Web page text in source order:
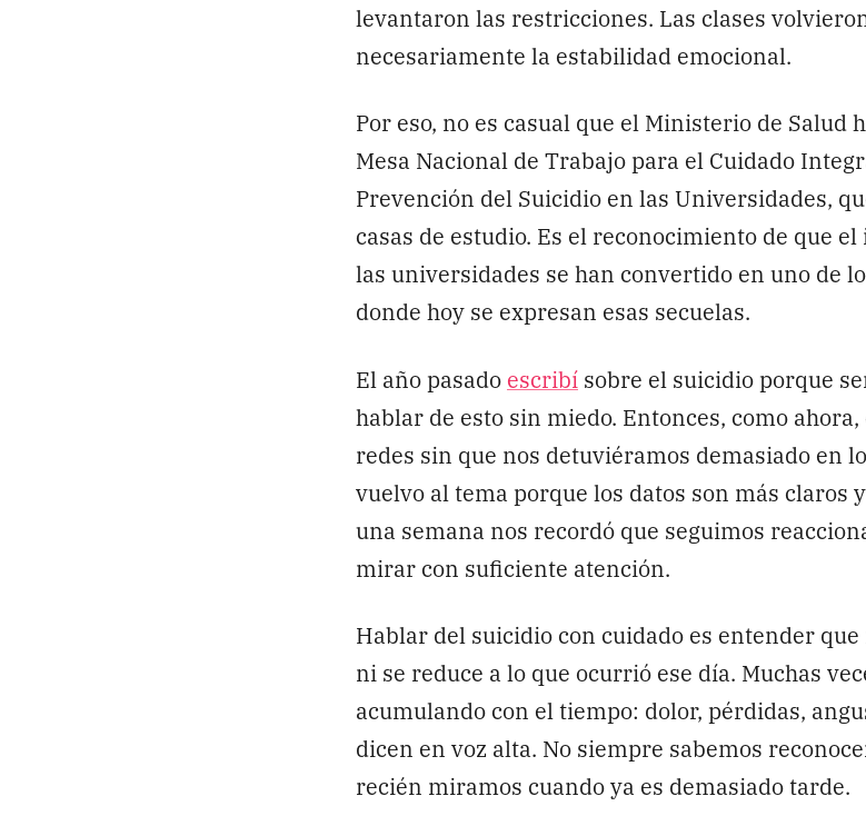
levantaron las restricciones. Las clases
necesariamente la estabilidad emocional.
Por eso, no es casual que el Ministerio de Salud
Mesa Nacional de Trabajo para el Cuidado
Prevención del Suicidio en las Universidades,
casas de estudio. Es el reconocimiento de que
las universidades se han convertido en uno de
donde hoy se expresan esas secuelas.
El año pasado escribí sobre el suicidio porque
hablar de esto sin miedo. Entonces, como
redes sin que nos detuviéramos demasiado en
vuelvo al tema porque los datos son más claros
una semana nos recordó que seguimos
mirar con suficiente atención.
Hablar del suicidio con cuidado es entender
ni se reduce a lo que ocurrió ese día. Muchas
acumulando con el tiempo: dolor, pérdidas,
dicen en voz alta. No siempre sabemos
recién miramos cuando ya es demasiado tarde.